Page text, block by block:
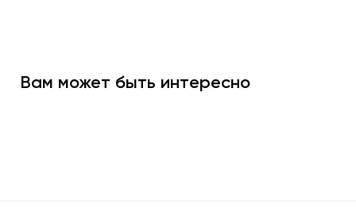
Вам может быть интересно